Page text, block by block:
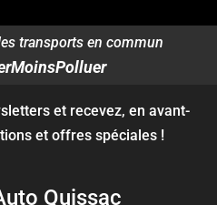
transports en commun
et recevez, en avant-
et offres spéciales !
Quissac